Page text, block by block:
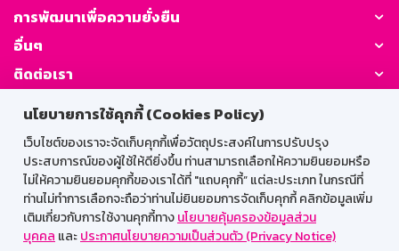
นโยบายการใช้คุกกี้ (Cookies Policy)
เว็บไซต์ของเราจะจัดเก็บคุกกี้เพื่อวัตถุประสงค์ในการปรับปรุง
ประสบการณ์ของผู้ใช้ให้ดียิ่งขึ้น ท่านสามารถเลือกให้ความยินยอมหรือ
ไม่ให้ความยินยอมคุกกี้ของเราได้ที่ "แถบคุกกี้” แต่ละประเภท ในกรณีที่
ท่านไม่ทำการเลือกจะถือว่าท่านไม่ยินยอมการจัดเก็บคุกกี้ คลิกข้อมูลเพิ่ม
เติมเกี่ยวกับการใช้งานคุกกี้ทางนโยบายคุ้มครองข้อมูลส่วน
บุคคล และประกาศนโยบายความเป็นส่วนตัว (Privacy Notice)
การพัฒนาเพื่อความยั่งยืน
อื่นๆ
ติดต่อเรา
GSB Society:
สำหรับพนักงาน
Web HR
GSB Wisdom
M-Search